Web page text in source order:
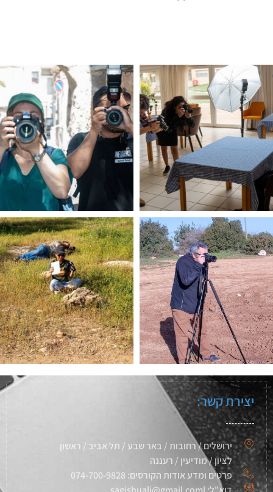
יצירת קשר:
ירושלים / רחובות / באר שבע / תל אביב / ראשון
לציון / מודיעין / רעננה
פרטים ומדע אודות הקורסים: 074-700-9828